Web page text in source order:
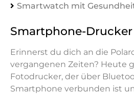
Smartwatch mit
Smartphone-Drucker
Erinnerst du dich an die
vergangenen Zeiten? Heute
Fotodrucker, der über
Smartphone verbunden ist